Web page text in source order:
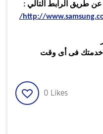
طريق الرابط التالي :
http://
فى أى وقت
0 Likes